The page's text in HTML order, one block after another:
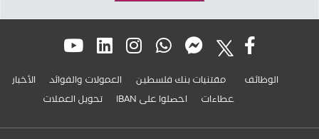
الوظائف مقتنيات بنك فلسطين العمولات والفوائد الأخبار
عطاءات IBAN احصلوا على تحويل العملات